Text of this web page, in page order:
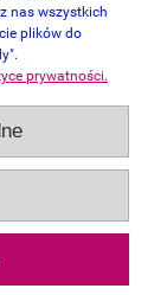
nas wszystkich
plików do
prywatności.